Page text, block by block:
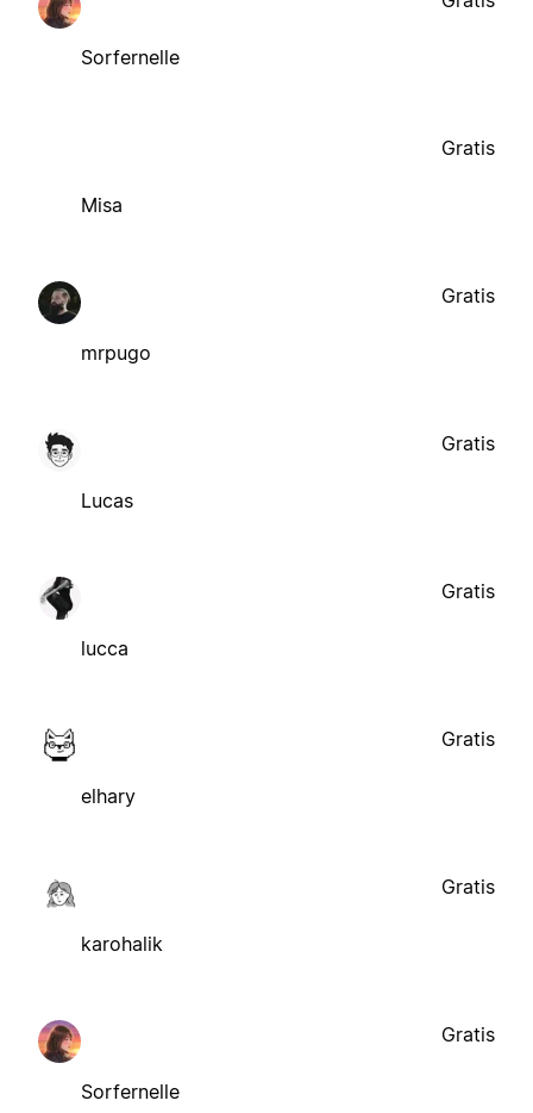
Sorfernelle
Misa
Gratis
mrpugo
Gratis
Lucas
Gratis
lucca
Gratis
elhary
Gratis
karohalik
Gratis
Sorfernelle
Gratis